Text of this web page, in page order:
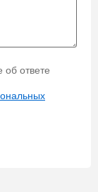
об ответе